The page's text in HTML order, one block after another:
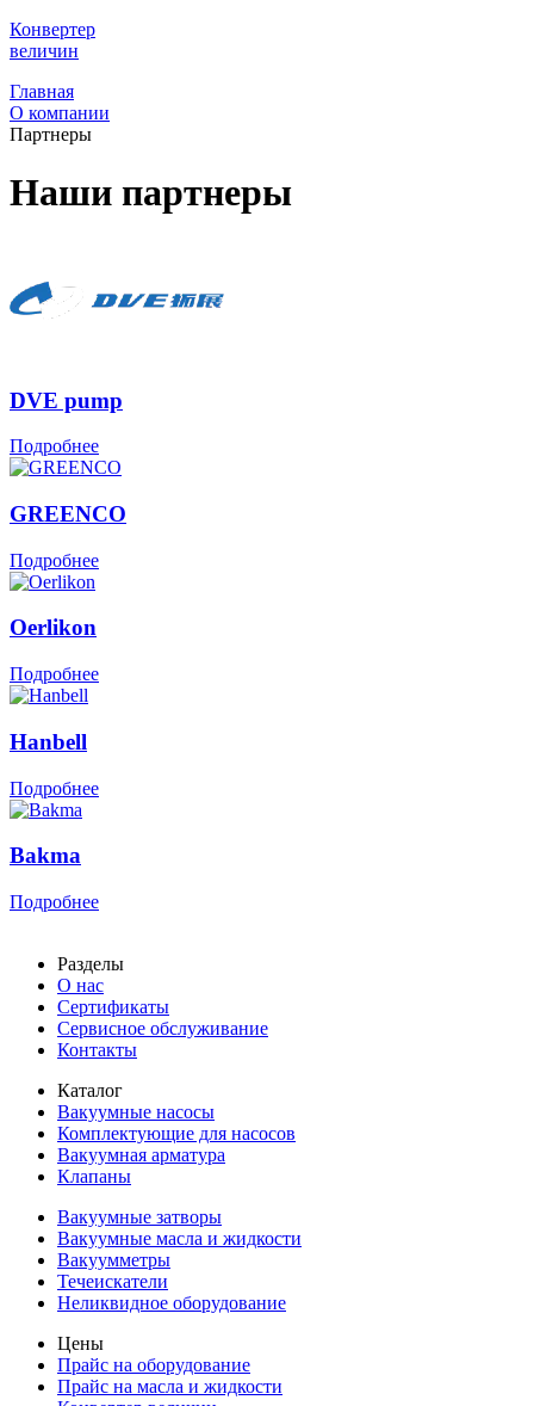
Конвертер
величин
Главная
О компании
Партнеры
Наши партнеры
DVE pump
Подробнее
GREENCO
Подробнее
Oerlikon
Подробнее
Hanbell
Подробнее
Bakma
Подробнее
Разделы
О нас
Сертификаты
Сервисное обслуживание
Контакты
Каталог
Вакуумные насосы
Комплектующие для насосов
Вакуумная арматура
Клапаны
Вакуумные затворы
Вакуумные масла и жидкости
Вакуумметры
Течеискатели
Неликвидное оборудование
Цены
Прайс на оборудование
Прайс на масла и жидкости